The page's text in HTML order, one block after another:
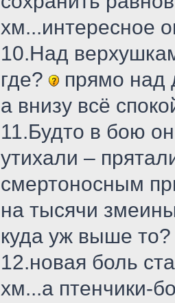
хм...интересное
10.Над
где?
прямо над
а внизу всё
11.Будто в бою
утихали –
смертоносным
на тысячи
куда уж выше то?
12.новая боль
хм...а птенчики-